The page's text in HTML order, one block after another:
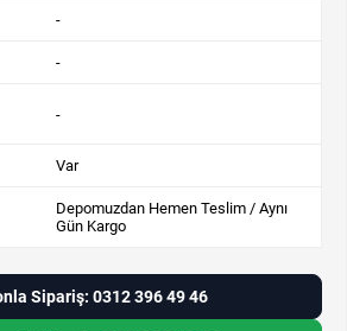
-
-
-
Var
Depomuzdan Hemen Teslim / Aynı
Gün Kargo
Sipariş: 0312 396 49 46